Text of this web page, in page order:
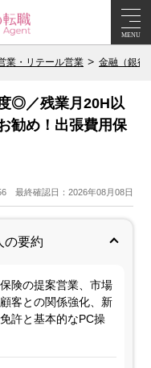
MENU
業・リテール営業 金融（銀行
◎／残業月20H以
勧め！出張費用保
最終確認日：2026年08月08日
の要約
険の提案営業、市場
客との関係強化、新
許と基本的なPC操